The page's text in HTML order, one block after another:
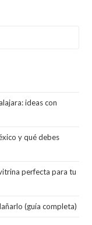
ideas con
y qué debes
perfecta para tu
(guía completa)